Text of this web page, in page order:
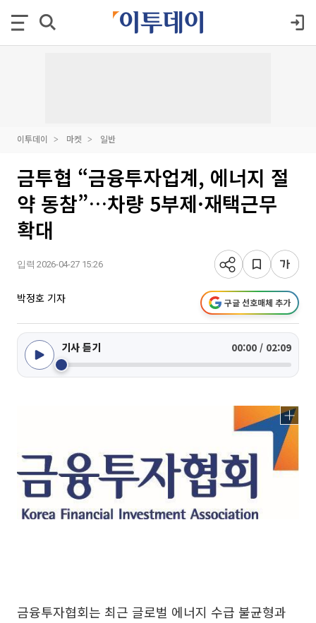
이투데이 마켓 일반
금투협 “금융투자업계, 에너지 절
약 동참”…차량 5부제·재택근무
확대
입력 2026-04-27 15:26
박정호 기자 구글 선호매체 추가
기사 듣기 00:00 / 02:09
금융투자협회는 최근 글로벌 에너지 수급 불균형과